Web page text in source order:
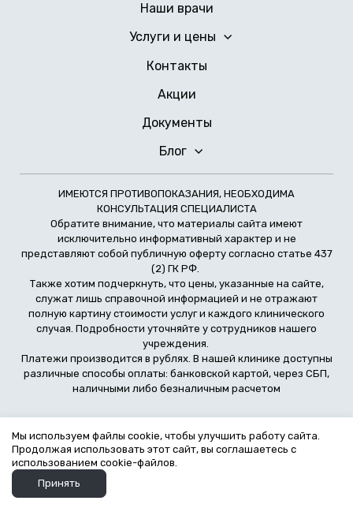
Наши врачи
Услуги и цены
Контакты
Акции
Документы
Блог
ИМЕЮТСЯ ПРОТИВОПОКАЗАНИЯ, НЕОБХОДИМА
КОНСУЛЬТАЦИЯ СПЕЦИАЛИСТА
Обратите внимание, что материалы сайта имеют
исключительно информативный характер и не
представляют собой публичную оферту согласно статье 437
(2) ГК РФ.
Также хотим подчеркнуть, что цены, указанные на сайте,
служат лишь справочной информацией и не отражают
полную картину стоимости услуг и каждого клинического
случая. Подробности уточняйте у сотрудников нашего
учреждения.
Платежи производится в рублях. В нашей клинике доступны
различные способы оплаты: банковской картой, через СБП,
наличными либо безналичным расчетом
Политика обработки персональных данных
Политика конфиденциальности
Мы используем файлы cookie, чтобы улучшить работу сайта.
Продолжая использовать этот сайт, вы соглашаетесь с
использованием cookie-файлов.
Принять